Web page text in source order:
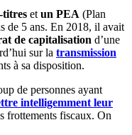
titres et un PEA (Plan
de 5 ans. En 2018, il avait
de capitalisation d’une
sur la transmission
à sa disposition.
de personnes ayant
intelligemment leur
frottements fiscaux. On